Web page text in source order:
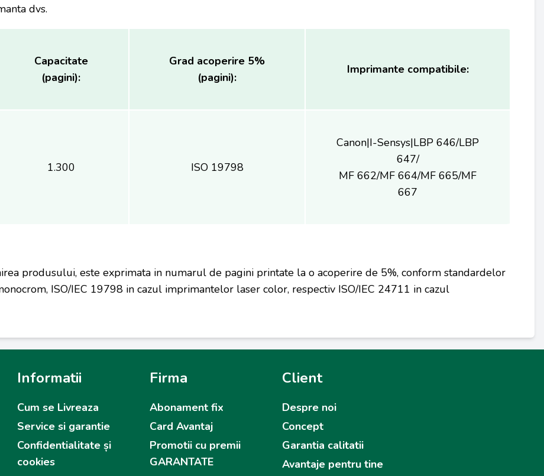
dvs.
Capacitate
(pagini):
Grad acoperire 5%
(pagini):
Imprimante compatibile:
1.300 ISO 19798
Canon|I-Sensys|LBP 646/LBP
647/
MF 662/MF 664/MF 665/MF
667
produsului, este exprimata in numarul de pagini printate la o acoperire de 5%, conform standardelor
ISO/IEC 19798 in cazul imprimantelor laser color, respectiv ISO/IEC 24711 in cazul
Informatii
Cum se Livreaza
Service si garantie
Confidentialitate și
cookies
Firma
Abonament fix
Card Avantaj
Promotii cu premii
GARANTATE
Client
Despre noi
Concept
Garantia calitatii
Avantaje pentru tine